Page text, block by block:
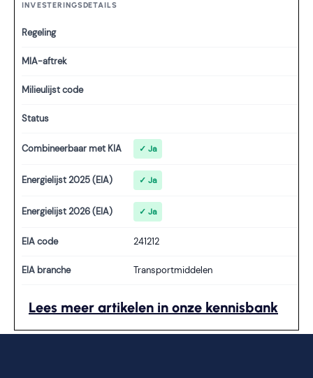
INVESTERINGSDETAILS
Regeling
MIA-aftrek
Milieulijst code
Status
Combineerbaar met KIA ✓ Ja
Energielijst 2025 (EIA) ✓ Ja
Energielijst 2026 (EIA) ✓ Ja
EIA code 241212
EIA branche Transportmiddelen
Lees meer artikelen in onze kennisbank